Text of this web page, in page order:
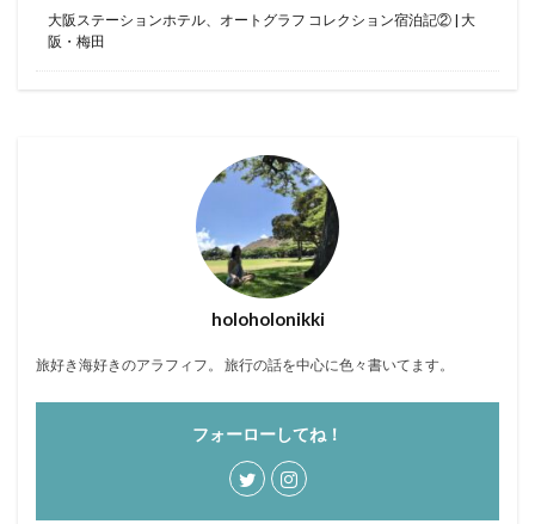
大阪ステーションホテル、オートグラフ コレクション宿泊記② | 大
阪・梅田
holoholonikki
旅好き海好きのアラフィフ。 旅行の話を中心に色々書いてます。
フォーローしてね！